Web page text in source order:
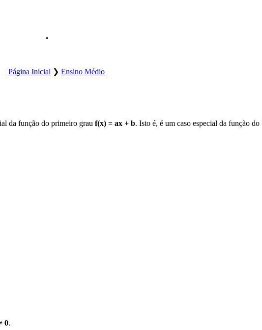
Página Inicial ❯ Ensino Médio
da função do primeiro grau f(x) = ax + b. Isto é, é um caso especial da função do
0.